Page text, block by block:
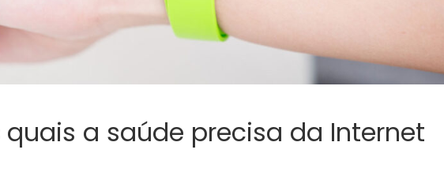
quais a saúde precisa da Internet